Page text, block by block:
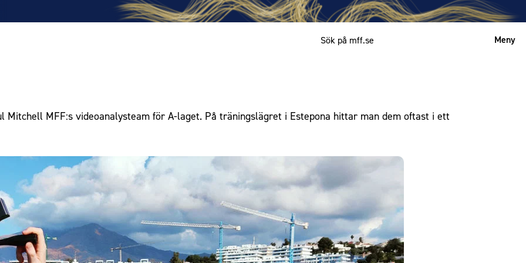
Meny
Mitchell MFF:s videoanalysteam för A-laget. På träningslägret i Estepona hittar man dem oftast i ett